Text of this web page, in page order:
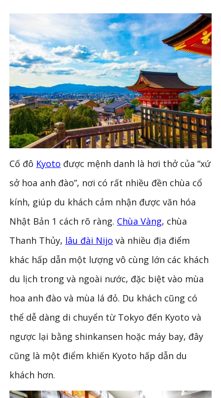
Cố đô Kyoto được mệnh danh là hơi thở của “xứ
sở hoa anh đào”, nơi có rất nhiều đền chùa cổ
kính, giúp du khách cảm nhận được văn hóa
Nhật Bản 1 cách rõ ràng. Chùa Vàng, chùa
Thanh Thủy, lâu đài Nijo và nhiều địa điểm
khác hấp dẫn một lượng vô cùng lớn các khách
du lịch trong và ngoài nước, đặc biệt vào mùa
hoa anh đào và mùa lá đỏ. Du khách cũng có
thể dễ dàng di chuyển từ Tokyo đến Kyoto và
ngược lại bằng shinkansen hoặc máy bay, đây
cũng là một điểm khiến Kyoto hấp dẫn du
khách hơn.